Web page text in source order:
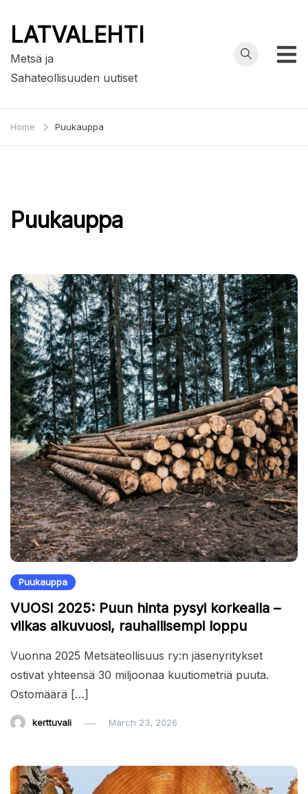
LATVALEHTI
Metsä ja
Sahateollisuuden uutiset
Home Puukauppa
Puukauppa
Puukauppa
VUOSI 2025: Puun hinta pysyi korkealla –
vilkas alkuvuosi, rauhallisempi loppu
Vuonna 2025 Metsäteollisuus ry:n jäsenyritykset
ostivat yhteensä 30 miljoonaa kuutiometriä puuta.
Ostomäärä […]
kerttuvali March 23, 2026